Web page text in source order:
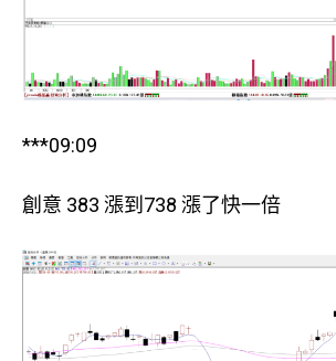
***09:09
創意 383 漲到738 漲了快一倍